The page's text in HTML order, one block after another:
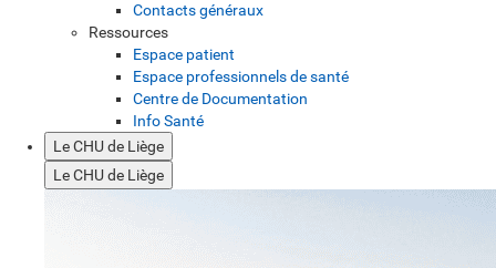
Contacts généraux
Ressources
Espace patient
Espace professionnels de santé
Centre de Documentation
Info Santé
Le CHU de Liège
Le CHU de Liège